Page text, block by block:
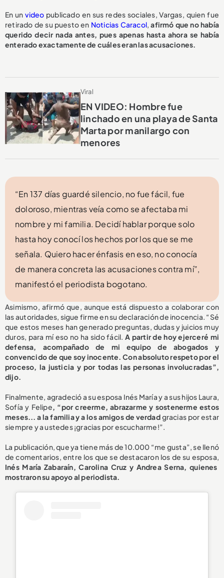
En unvideo publicado en sus redes sociales, Vargas, quien fue
retirado de su puesto en Noticias Caracol,afirmó que no había
querido decir nada antes, pues apenas hasta ahora se había
enterado exactamente de cuáles eran las acusaciones.
Viral
EN VIDEO: Hombre fue
linchado en una playa de Santa
Marta por manilargo con
menores
“En 137 días guardé silencio, no fue fácil, fue
doloroso, mientras veía como se afectaba mi
nombre y mi familia. Decidí hablar porque solo
hasta hoy conocí los hechos por los que se me
señala. Quiero hacer énfasis en eso, no conocía
de manera concreta las acusaciones contra mí”,
manifestó el periodista bogotano.
Asimismo, afirmó que, aunque está dispuesto a colaborar con
las autoridades, sigue firme en su declaración de inocencia. “Sé
que estos meses han generado preguntas, dudas y juicios muy
duros, para mí eso no ha sido fácil. A partir de hoy ejerceré mi
defensa, acompañado de mi equipo de abogados y
convencido de que soy inocente. Con absoluto respeto por el
proceso, la justicia y por todas las personas involucradas”,
dijo.
Finalmente, agradeció a su esposa Inés María y a sus hijos Laura,
Sofía y Felipe, “por creerme, abrazarme y sostenerme estos
meses... a la familia y a los amigos de verdadgracias por estar
siempre y a ustedes ¡gracias por escucharme!”.
La publicación, que ya tiene más de 10.000 “me gusta”, se llenó
de comentarios, entre los que se destacaron los de su esposa,
Inés María Zabaraín, Carolina Cruz y Andrea Serna, quienes
mostraron su apoyo al periodista.